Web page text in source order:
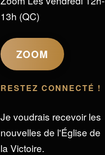
13h (QC)
ZOOM
RESTEZ CONNECTÉ !
Je voudrais recevoir les
nouvelles de l'Église de
la Victoire.